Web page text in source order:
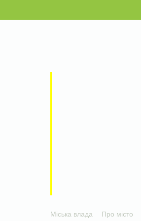
Міська влада Про місто